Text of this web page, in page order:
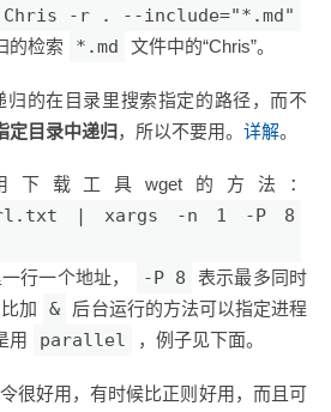
Chris -r . --include="*.md"
的检索 *.md 文件中的“Chris”。
归的在目录里搜索指定的路径，而不
定目录中递归，所以不要用。 详解。
下载工具wget的方法：
| xargs -n 1 -P 8
行一个地址， -P 8
表示最多同时
加
&
后台运行的方法可以指定进程
用
parallel ，例子见下面。
很好用，有时候比正则好用，而且可